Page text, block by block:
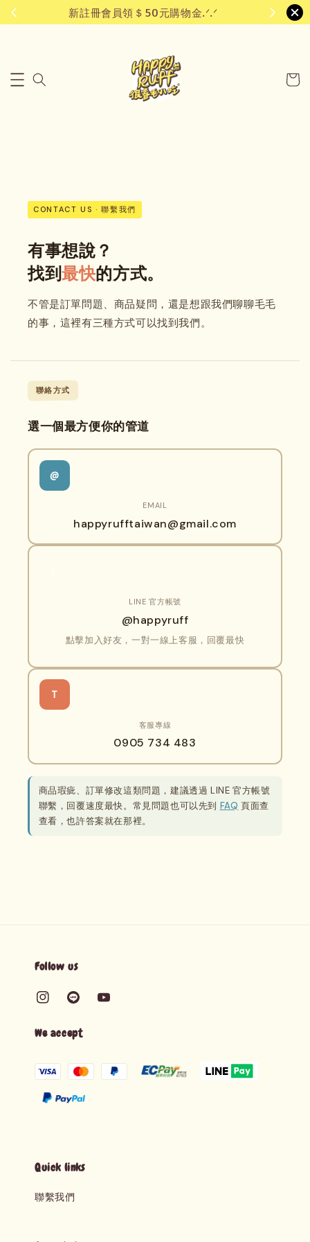
新註冊會員領＄50元購物金.ᐟ.ᐟ
CONTACT US · 聯繫我們
有事想說？
找到最快的方式。
不管是訂單問題、商品疑問，還是想跟我們聊聊毛毛
的事，這裡有三種方式可以找到我們。
聯絡方式
選一個最方便你的管道
@
EMAIL
happyrufftaiwan@gmail.com
LINE 官方帳號
@happyruff
點擊加入好友，一對一線上客服，回覆最快
T
客服專線
0905 734 483
商品瑕疵、訂單修改這類問題，建議透過 LINE 官方帳號
聯繫，回覆速度最快。常見問題也可以先到 FAQ 頁面查
查看，也許答案就在那裡。
Follow us
We accept
Quick links
聯繫我們